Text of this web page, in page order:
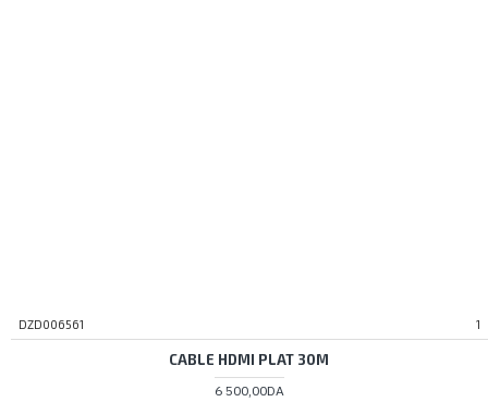
DZD006561 1
CABLE HDMI PLAT 30M
6 500,00DA